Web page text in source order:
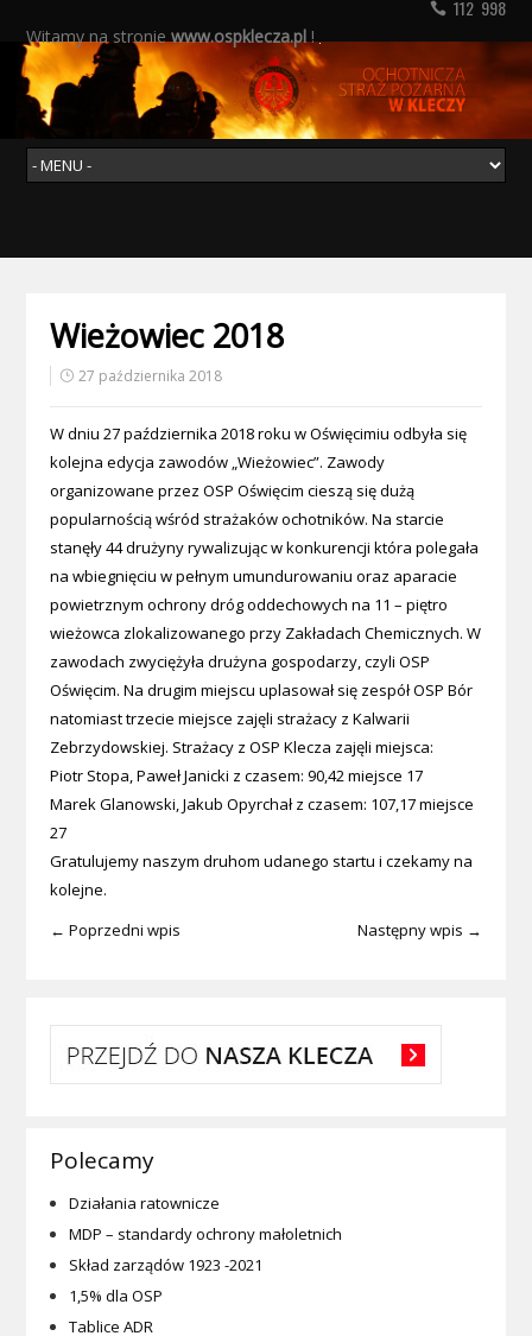
112 998
Witamy na stroniewww.ospklecza.pl!
Wieżowiec 2018
27 października 2018
W dniu 27 października 2018 roku w Oświęcimiu odbyła się
kolejna edycja zawodów „Wieżowiec”. Zawody
organizowane przez OSP Oświęcim cieszą się dużą
popularnością wśród strażaków ochotników. Na starcie
stanęły 44 drużyny rywalizując w konkurencji która polegała
na wbiegnięciu w pełnym umundurowaniu oraz aparacie
powietrznym ochrony dróg oddechowych na 11 – piętro
wieżowca zlokalizowanego przy Zakładach Chemicznych. W
zawodach zwyciężyła drużyna gospodarzy, czyli OSP
Oświęcim. Na drugim miejscu uplasował się zespół OSP Bór
natomiast trzecie miejsce zajęli strażacy z Kalwarii
Zebrzydowskiej. Strażacy z OSP Klecza zajęli miejsca:
Piotr Stopa, Paweł Janicki z czasem: 90,42 miejsce 17
Marek Glanowski, Jakub Opyrchał z czasem: 107,17 miejsce
27
Gratulujemy naszym druhom udanego startu i czekamy na
kolejne.
← Poprzedni wpis
Następny wpis →
Polecamy
Działania ratownicze
MDP – standardy ochrony małoletnich
Skład zarządów 1923 -2021
1,5% dla OSP
Tablice ADR